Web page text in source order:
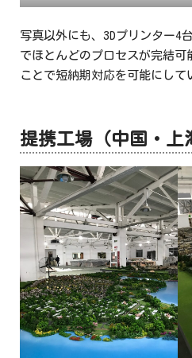
写真以外にも、3Dプリンター4
でほとんどのプロセスが完結可
ことで短納期対応を可能にして
提携工場（中国・上